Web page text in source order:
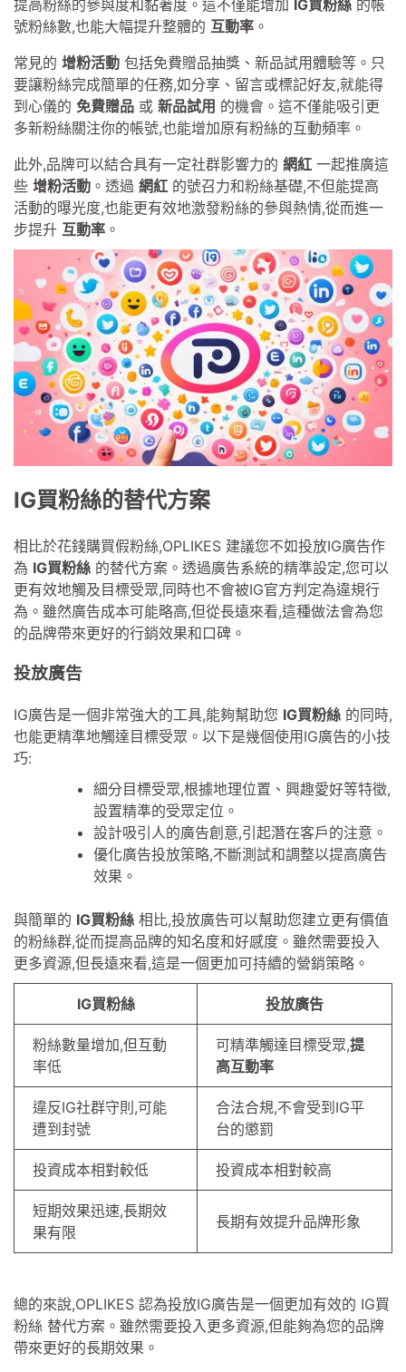
提高粉絲的參與度和黏著度。這不僅能增加 IG買粉絲 的帳
號粉絲數,也能大幅提升整體的 互動率 。
常見的 增粉活動 包括免費贈品抽獎、新品試用體驗等。只
要讓粉絲完成簡單的任務,如分享、留言或標記好友,就能得
到心儀的 免費贈品 或 新品試用 的機會。這不僅能吸引更
多新粉絲關注你的帳號,也能增加原有粉絲的互動頻率。
此外,品牌可以結合具有一定社群影響力的 網紅 一起推廣這
些 增粉活動 。透過 網紅 的號召力和粉絲基礎,不但能提高
活動的曝光度,也能更有效地激發粉絲的參與熱情,從而進一
步提升 互動率 。
IG買粉絲的替代方案
相比於花錢購買假粉絲,OPLIKES 建議您不如投放IG廣告作
為 IG買粉絲 的替代方案。透過廣告系統的精準設定,您可以
更有效地觸及目標受眾,同時也不會被IG官方判定為違規行
為。雖然廣告成本可能略高,但從長遠來看,這種做法會為您
的品牌帶來更好的行銷效果和口碑。
投放廣告
IG廣告是一個非常強大的工具,能夠幫助您 IG買粉絲 的同時,
也能更精準地觸達目標受眾。以下是幾個使用IG廣告的小技
巧:
細分目標受眾,根據地理位置、興趣愛好等特徵,
設置精準的受眾定位。
設計吸引人的廣告創意,引起潛在客戶的注意。
優化廣告投放策略,不斷測試和調整以提高廣告
效果。
與簡單的 IG買粉絲 相比,投放廣告可以幫助您建立更有價值
的粉絲群,從而提高品牌的知名度和好感度。雖然需要投入
更多資源,但長遠來看,這是一個更加可持續的營銷策略。
IG買粉絲 投放廣告
粉絲數量增加,但互動
率低
可精準觸達目標受眾,提
高互動率
違反IG社群守則,可能
遭到封號
合法合規,不會受到IG平
台的懲罰
投資成本相對較低 投資成本相對較高
短期效果迅速,長期效
果有限
長期有效提升品牌形象
總的來說,OPLIKES 認為投放IG廣告是一個更加有效的 IG買
粉絲 替代方案。雖然需要投入更多資源,但能夠為您的品牌
帶來更好的長期效果。